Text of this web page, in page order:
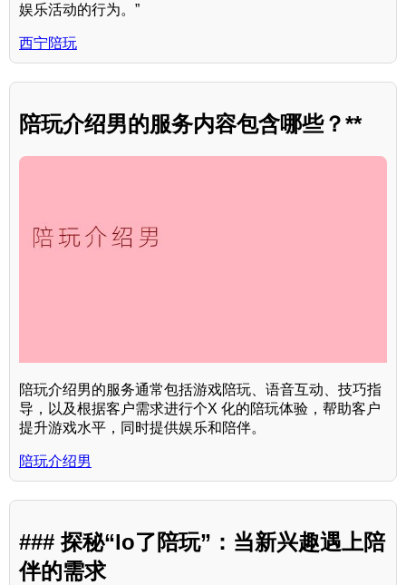
娱乐活动的行为。”
西宁陪玩
陪玩介绍男的服务内容包含哪些？**
陪玩介绍男的服务通常包括游戏陪玩、语音互动、技巧指
导，以及根据客户需求进行个X 化的陪玩体验，帮助客户
提升游戏水平，同时提供娱乐和陪伴。
陪玩介绍男
### 探秘“lo了陪玩”：当新兴趣遇上陪
伴的需求